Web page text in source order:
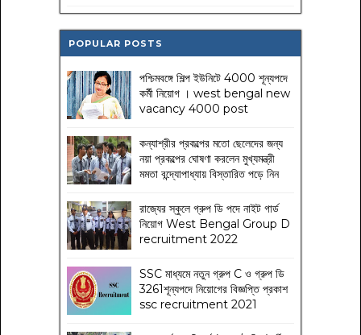
POPULAR POSTS
পশ্চিমবঙ্গে শিল্প ইউনিটে 4000 শূন্যপদে
কর্মী নিয়োগ । west bengal new
vacancy 4000 post
কন্যাশ্রীর প্রকল্পের মতো ছেলেদের জন্য
নয়া প্রকল্পের ঘোষণা করলেন মুখ্যমন্ত্রী
মমতা বন্দ্যোপাধ্যায় বিস্তারিত পড়ে নিন
রাজ্যের স্কুলে গ্রুপ ডি পদে নাইট গার্ড
নিয়োগ West Bengal Group D
recruitment 2022
SSC মাধ্যমে নতুন গ্রুপ C ও গ্রুপ ডি
3261শূন্যপদে নিয়োগের বিজ্ঞপ্তি প্রকাশ
ssc recruitment 2021